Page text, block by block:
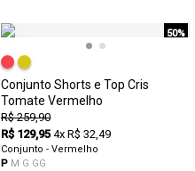
50%
Conjunto Shorts e Top Cris
Tomate Vermelho
R$ 259,90
R$ 129,95 4x R$ 32,49
Conjunto - Vermelho
P M G GG